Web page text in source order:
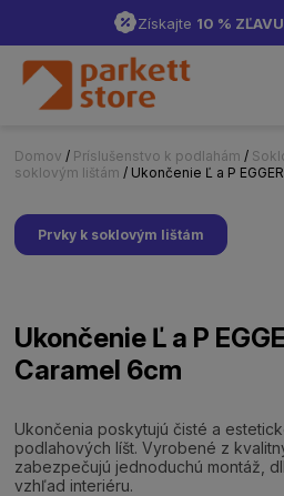
Získajte 10 % ZĽAVU
Domov / Príslušenstvo k podlahám /
soklovým lištám / Ukončenie Ľ a P
Prvky k soklovým lištám
Ukončenie Ľ a P
Caramel 6cm
Ukončenia poskytujú čisté a
podlahových líšt. Vyrobené z
zabezpečujú jednoduchú montáž,
vzhľad interiéru.